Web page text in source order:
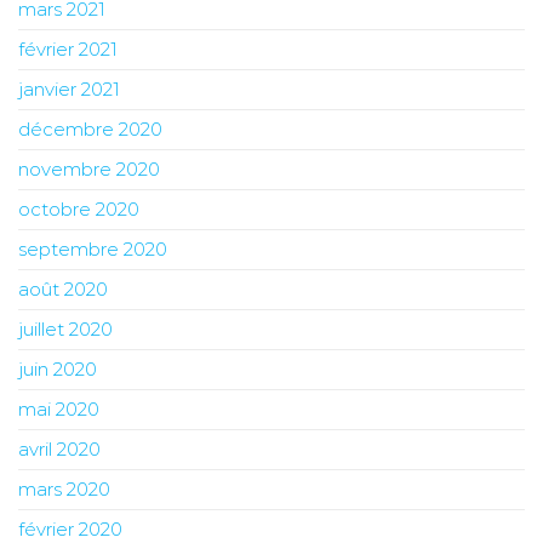
mars 2021
février 2021
janvier 2021
décembre 2020
novembre 2020
octobre 2020
septembre 2020
août 2020
juillet 2020
juin 2020
mai 2020
avril 2020
mars 2020
février 2020